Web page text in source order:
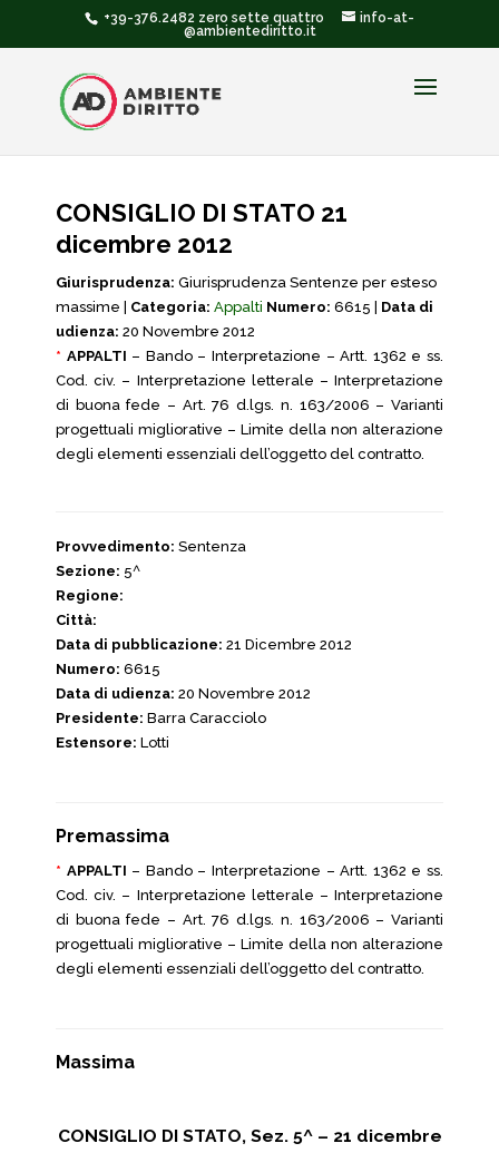
+39-376.2482 zero sette quattro
info-at-
@ambientediritto.it
CONSIGLIO DI STATO 21
dicembre 2012
Giurisprudenza: Giurisprudenza Sentenze per esteso
massime | Categoria: Appalti Numero: 6615 | Data di
udienza: 20 Novembre 2012
* APPALTI – Bando – Interpretazione – Artt. 1362 e ss.
Cod. civ. – Interpretazione letterale – Interpretazione
di buona fede – Art. 76 d.lgs. n. 163/2006 – Varianti
progettuali migliorative – Limite della non alterazione
degli elementi essenziali dell’oggetto del contratto.
Provvedimento: Sentenza
Sezione: 5^
Regione:
Città:
Data di pubblicazione: 21 Dicembre 2012
Numero: 6615
Data di udienza: 20 Novembre 2012
Presidente: Barra Caracciolo
Estensore: Lotti
Premassima
* APPALTI – Bando – Interpretazione – Artt. 1362 e ss.
Cod. civ. – Interpretazione letterale – Interpretazione
di buona fede – Art. 76 d.lgs. n. 163/2006 – Varianti
progettuali migliorative – Limite della non alterazione
degli elementi essenziali dell’oggetto del contratto.
Massima
CONSIGLIO DI STATO, Sez. 5^ – 21 dicembre